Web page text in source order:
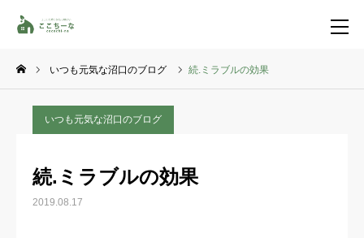
いつも元気な沼口のブログ 続.ミラブルの効果
いつも元気な沼口のブログ
続.ミラブルの効果
2019.08.17
お問い合わせ
LINE登録